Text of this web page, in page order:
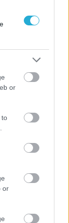
or
to
or
Κούβελου
τουρνουά του
κόντρα